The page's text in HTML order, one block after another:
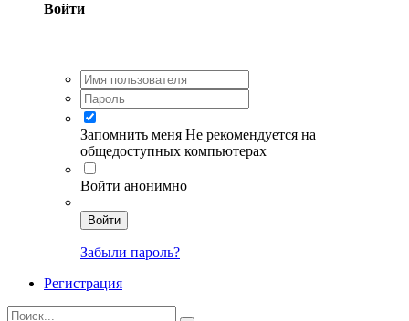
Войти
Запомнить меня Не рекомендуется на
общедоступных компьютерах
Войти анонимно
Войти
Забыли пароль?
Регистрация